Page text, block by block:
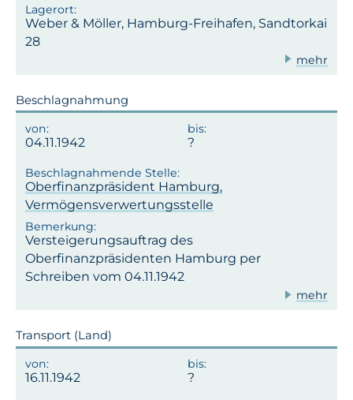
Weber & Möller, Hamburg-Freihafen, Sandtorkai
28
mehr
Beschlagnahmung
04.11.1942
Oberfinanzpräsident Hamburg,
Vermögensverwertungsstelle
Versteigerungsauftrag des
Oberfinanzpräsidenten Hamburg per
Schreiben vom 04.11.1942
mehr
Transport (Land)
16.11.1942